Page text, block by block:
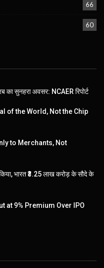
66
60
का सुनहरा अवसर: NCAER रिपोर्ट
of the World, Not the Chip
to Merchants, Not
भारत ₹3.25 लाख करोड़ के सौदे के
at 9% Premium Over IPO